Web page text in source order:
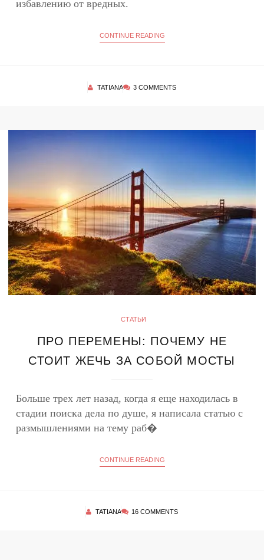
избавлению от вредных.
CONTINUE READING
TATIANA 3 COMMENTS
СТАТЬИ
ПРО ПЕРЕМЕНЫ: ПОЧЕМУ НЕ
СТОИТ ЖЕЧЬ ЗА СОБОЙ МОСТЫ
Больше трех лет назад, когда я еще находилась в
стадии поиска дела по душе, я написала статью с
размышлениями на тему раб�
CONTINUE READING
TATIANA 16 COMMENTS